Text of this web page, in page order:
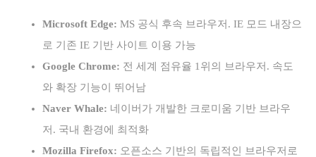
Microsoft Edge: MS 공식 후속 브라우저. IE 모드 내장으
로 기존 IE 기반 사이트 이용 가능
Google Chrome: 전 세계 점유율 1위의 브라우저. 속도
와 확장 기능이 뛰어남
Naver Whale: 네이버가 개발한 크로미움 기반 브라우
저. 국내 환경에 최적화
Mozilla Firefox: 오픈소스 기반의 독립적인 브라우저로